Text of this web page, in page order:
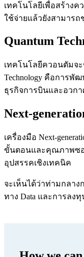
เทคโนโลยีเพื่อสร้าง
ใช้จ่ายแล้วยังสามารถ
Quantum
เทคโนโลยีควอนตัมจ
Technology คือการ
ธุรกิจการบินและอวก
Next-
เครื่องมือ Next-
ขั้นตอนและคุณภาพซอ
อุปสรรคเชิงเทคนิค
จะเห็นได้ว่าท่ามกลา
ทาง Data และการลง